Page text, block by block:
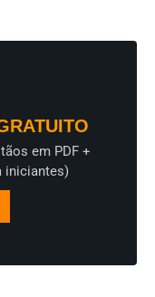
em PDF +
iniciantes)